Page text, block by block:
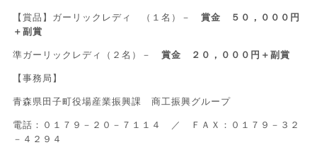
【賞品】ガーリックレディ （１名）－ 賞金 ５０，０００円
＋副賞
準ガーリックレディ（２名）－ 賞金 ２０，０００円＋副賞
【事務局】
青森県田子町役場産業振興課 商工振興グループ
電話：０１７９－２０－７１１４ ／ ＦＡＸ：０１７９－３２
－４２９４